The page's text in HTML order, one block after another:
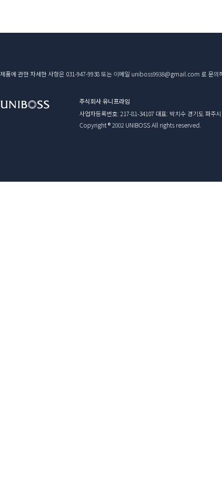
제품에 관한 자세한 사항은 031-947-9938 또는 이메일 uniboss9938@gmail.com 로 문의
주식회사 유니프라임
사업자등록번호: 217-81-34107 대표: 박치수 경기도 파주
Copyright ® 2002 UNIBOSS All rights reserved.